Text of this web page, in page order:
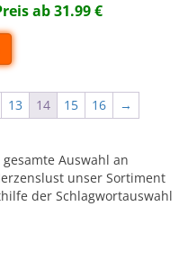
ab31.99€
13 14 15 16 →
Auswahl an
unser Sortiment
der Schlagwortauswahl